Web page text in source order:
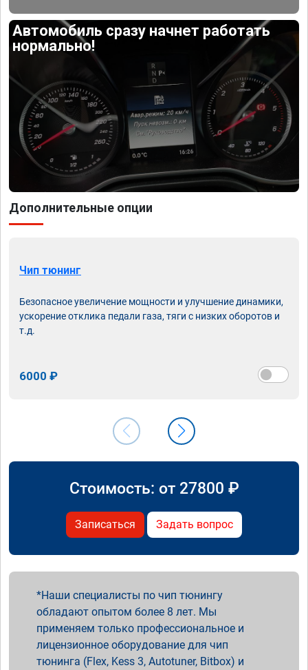
Автомобиль сразу начнет работать
нормально!
Дополнительные опции
Чип тюнинг
Безопасное увеличение мощности и улучшение динамики,
ускорение отклика педали газа, тяги с низких оборотов и
т.д.
6000 ₽
Стоимость: от 27800 ₽
Записаться Задать вопрос
Наши специалисты по чип тюнингу
обладают опытом более 8 лет. Мы
применяем только профессиональное и
лицензионное оборудование для чип
тюнинга (Flex, Kess 3, Autotuner, Bitbox) и